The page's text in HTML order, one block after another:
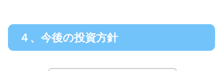
４、今後の投資方針